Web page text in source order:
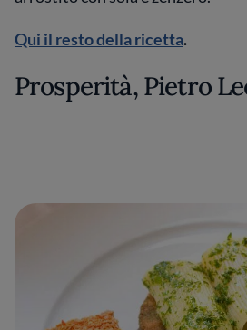
Qui il resto della ricetta.
Prosperità, Pietro